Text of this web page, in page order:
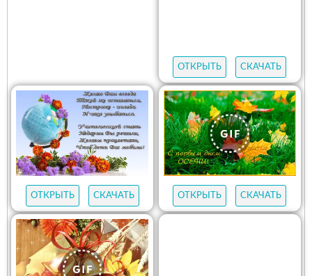
ОТКРЫТЬ СКАЧАТЬ
ОТКРЫТЬ СКАЧАТЬ ОТКРЫТЬ СКАЧАТЬ